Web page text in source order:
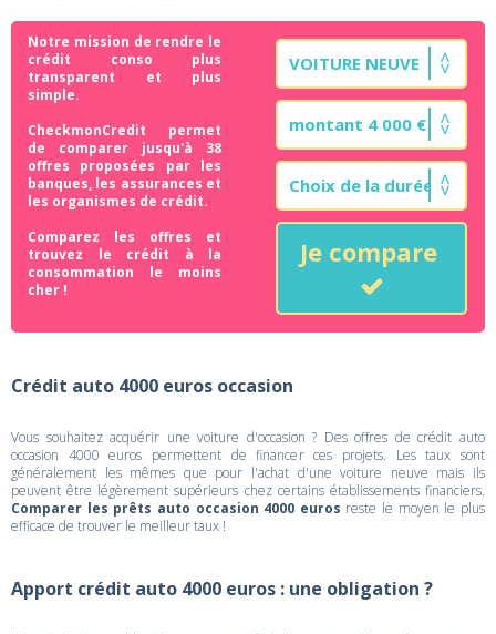
Notre mission de rendre le
crédit conso plus
transparent et plus
simple.
CheckmonCredit permet
de comparer jusqu'à 38
offres proposées par les
banques, les assurances et
les organismes de crédit.
Comparez les offres et
trouvez le crédit à la
consommation le moins
cher !
Je compare
Crédit auto 4000 euros occasion
Vous souhaitez acquérir une voiture d'occasion ? Des offres de crédit auto
occasion 4000 euros permettent de financer ces projets. Les taux sont
généralement les mêmes que pour l'achat d'une voiture neuve mais ils
peuvent être légèrement supérieurs chez certains établissements financiers.
Comparer les prêts auto occasion 4000 euros reste le moyen le plus
efficace de trouver le meilleur taux !
Apport crédit auto 4000 euros : une obligation ?